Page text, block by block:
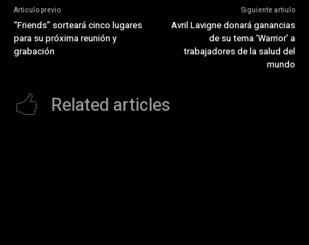
Articulo previo
“Friends” sorteará cinco lugares
para su próxima reunión y
grabación
Siguiente artiulo
Avril Lavigne donará ganancias
de su tema ‘Warrior’ a
trabajadores de la salud del
mundo
Related articles